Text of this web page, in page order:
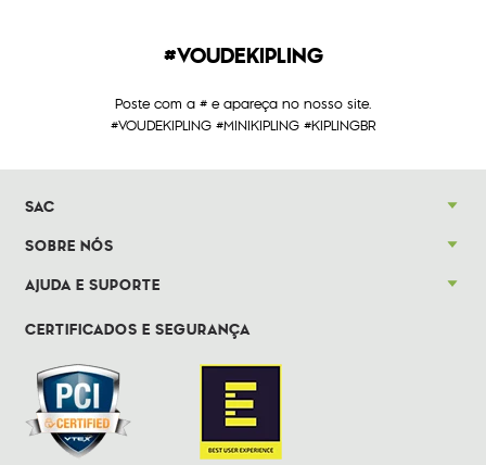
#VOUDEKIPLING
Poste com a # e apareça no nosso site.
#VOUDEKIPLING #MINIKIPLING #KIPLINGBR
SAC
SOBRE NÓS
AJUDA E SUPORTE
CERTIFICADOS E SEGURANÇA